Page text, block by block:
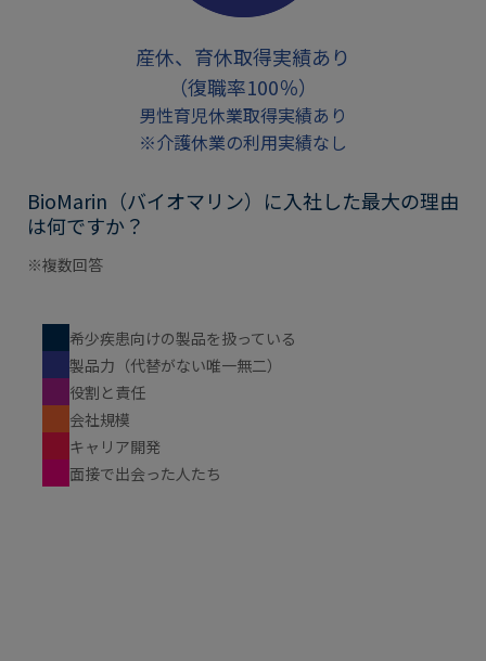
産休、育休取得実績あり
（復職率100％）
男性育児休業取得実績あり
※介護休業の利用実績なし
BioMarin（バイオマリン）に入社した最大の理由
は何ですか？
※複数回答
希少疾患向けの製品を扱っている
製品力（代替がない唯一無二）
役割と責任
会社規模
キャリア開発
面接で出会った人たち